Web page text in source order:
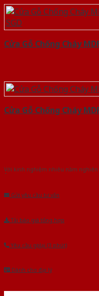
Cửa Gỗ Chống Cháy
Cửa Gỗ Chống Cháy
Với kinh nghiệm nhiêu năm
Gửi yêu cầu tư vấn
Tải báo giá tổng hợp
Yêu cầu gọi lại (3 phút)
Dành cho đại lý